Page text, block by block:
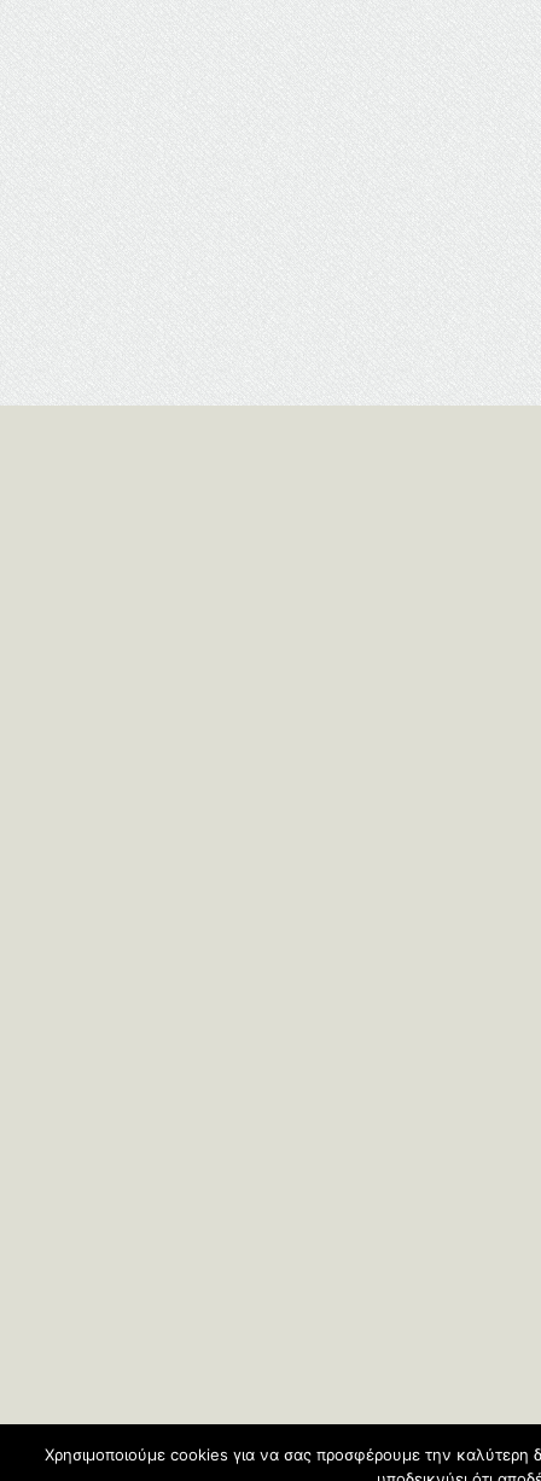
Χρησιμοποιούμε cookies για να σας προσφέρουμε την καλύτερη